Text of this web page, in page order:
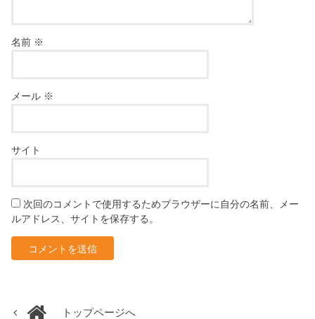
名前 ※
メール ※
サイト
次回のコメントで使用するためブラウザーに自分の名前、メー
ルアドレス、サイトを保存する。
トップページへ